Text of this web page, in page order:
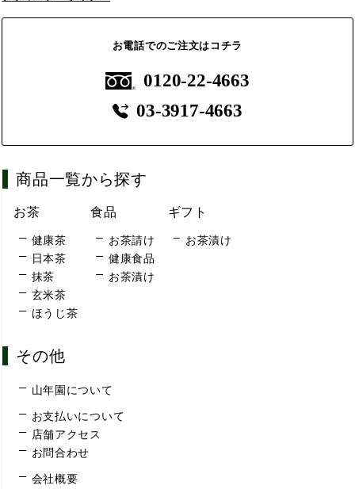
お電話でのご注文はコチラ
0120-22-4663
03-3917-4663
商品一覧から探す
お茶
健康茶
日本茶
抹茶
玄米茶
ほうじ茶
食品
お茶請け
健康食品
お茶漬け
ギフト
お茶漬け
その他
山年園について
お支払いについて
店舗アクセス
お問合わせ
会社概要